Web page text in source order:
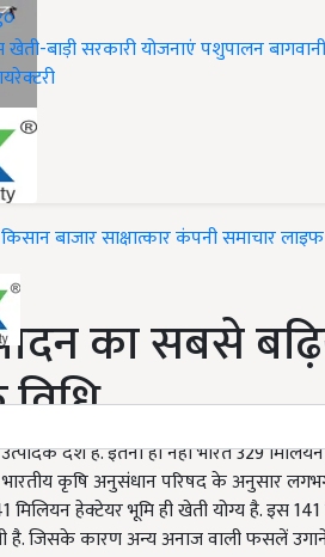
खेती-बाड़ीसरकारी योजनाएंपशुपालनबागवानी
बाजारसाक्षात्कारकंपनी समाचार
का सबसे
विधि
देश है. इतना ही नहीं भारत 329
कृषि अनुसंधान परिषद के अनुसार
मिलियन हेक्टेयर भूमि ही खेती योग्य है. इस
है. जिसके कारण अन्य अनाज वाली फसलें